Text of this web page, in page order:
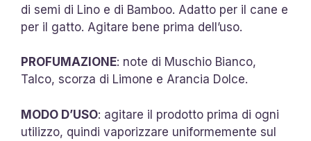
di semi di Lino e di Bamboo. Adatto per il cane e
per il gatto. Agitare bene prima dell’uso.
PROFUMAZIONE: note di Muschio Bianco,
Talco, scorza di Limone e Arancia Dolce.
MODO D’USO: agitare il prodotto prima di ogni
utilizzo, quindi vaporizzare uniformemente sul